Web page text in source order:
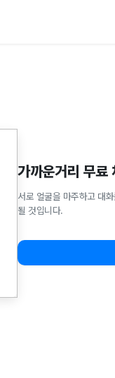
가까운거리 무료
서로 얼굴을 마주하고 대
될 것입니다.